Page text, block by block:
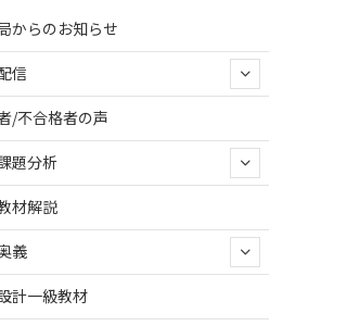
からのお知らせ
信
/不合格者の声
題分析
材解説
義
計一級教材